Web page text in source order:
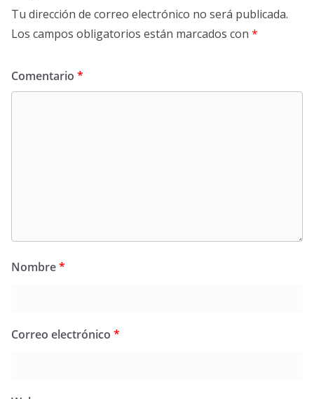
Tu dirección de correo electrónico no será publicada.
Los campos obligatorios están marcados con *
Comentario *
Nombre*
Correo electrónico *